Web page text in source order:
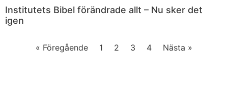
Institutets Bibel förändrade allt – Nu sker det
igen
« Föregående 1 2 3 4 Nästa »